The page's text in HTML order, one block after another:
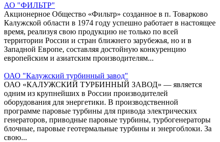
АО "ФИЛЬТР"
Акционерное Общество «Фильтр» созданное в п. Товарково
Калужской области в 1974 году успешно работает в настоящее
время, реализуя свою продукцию не только по всей
территории России и стран ближнего зарубежья, но и в
Западной Европе, составляя достойную конкуренцию
европейским и азиатским производителям...
ОАО "Калужский турбинный завод"
ОАО «КАЛУЖСКИЙ ТУРБИННЫЙ ЗАВОД» — является
одним из крупнейших в России производителей
оборудования для энергетики. В производственной
программе паровые турбины для привода электрических
генераторов, приводные паровые турбины, турбогенераторы
блочные, паровые геотермальные турбины и энергоблоки. За
свою...